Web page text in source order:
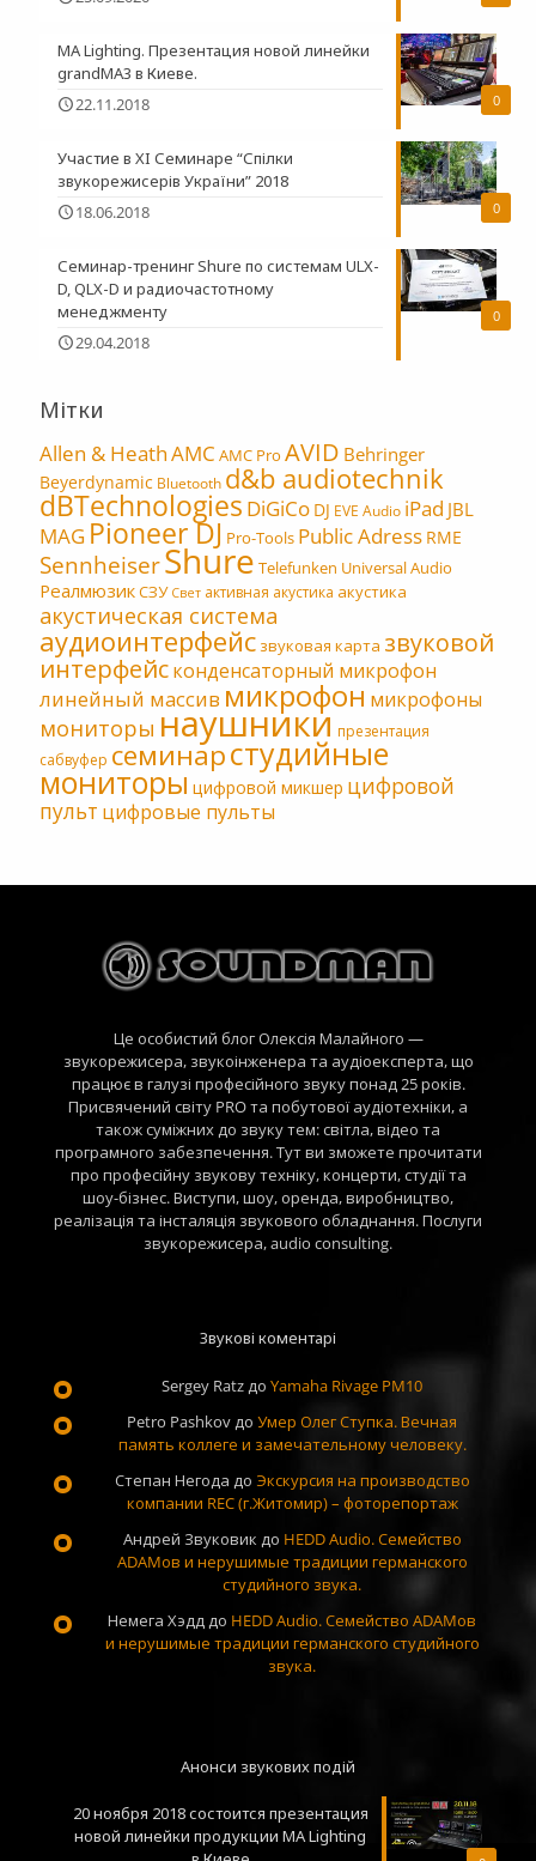
0
MA Lighting. Презентация новой линейки
grandMA3 в Киеве.
22.11.2018
0
Участие в XI Семинаре “Спілки
звукорежисерів України” 2018
18.06.2018
0
Семинар-тренинг Shure по системам ULX-
D, QLX-D и радиочастотному
менеджменту
29.04.2018
Мітки
Allen & HeathAMC AMC Pro AVID Behringer
Beyerdynamic Bluetooth d&b audiotechnik
dBTechnologies DiGiCo DJ EVE Audio iPad JBL
MAG Pioneer DJ Pro-Tools Public Adress RME
SennheiserShure Telefunken Universal Audio
РеалмюзикСЗУ Свет активная акустика акустика
акустическая система
аудиоинтерфейс звуковая карта звуковой
интерфейсконденсаторный микрофон
линейный массив микрофон микрофоны
мониторы наушники презентация
сабвуфер семинарстудийные
мониторы цифровой микшер цифровой
пульт цифровые пульты
Це особистий блог Олексія Малайного —
звукорежисера, звукоінженера та аудіоексперта, що
працює в галузі професійного звуку понад 25 років.
Присвячений світу PRO та побутової аудіотехніки, а
також суміжних до звуку тем: світла, відео та
програмного забезпечення. Тут ви зможете прочитати
про професійну звукову техніку, концерти, студії та
шоу-бізнес. Виступи, шоу, оренда, виробництво,
реалізація та інсталяція звукового обладнання. Послуги
звукорежисера, audio consulting.
Звукові коментарі
Sergey Ratz до Yamaha Rivage PM10
Petro Pashkov до Умер Олег Ступка. Вечная
память коллеге и замечательному человеку.
Степан Негода до Экскурсия на производство
компании REC (г.Житомир) – фоторепортаж
Андрей Звуковик до HEDD Audio. Семейство
ADAMов и нерушимые традиции германского
студийного звука.
Немега Хэдд до HEDD Audio. Семейство ADAMов
и нерушимые традиции германского студийного
звука.
Анонси звукових подій
20 ноября 2018 состоится презентация
новой линейки продукции MA Lighting